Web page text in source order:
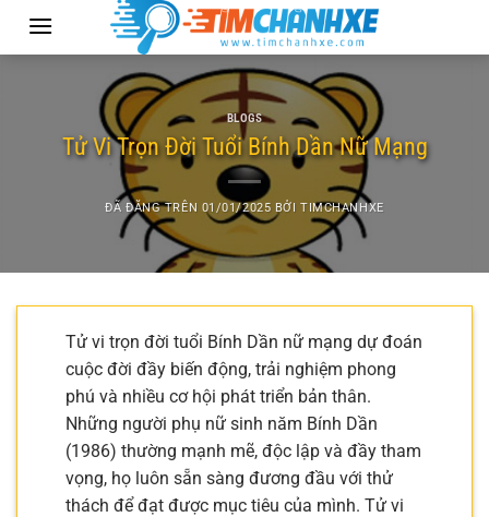
BLOGS
Tử Vi Trọn Đời Tuổi Bính Dần Nữ Mạng
ĐÃ ĐĂNG TRÊN 01/01/2025 BỞITIMCHANHXE
Tử vi trọn đời tuổi Bính Dần nữ mạng dự đoán
cuộc đời đầy biến động, trải nghiệm phong
phú và nhiều cơ hội phát triển bản thân.
Những người phụ nữ sinh năm Bính Dần
(1986) thường mạnh mẽ, độc lập và đầy tham
vọng, họ luôn sẵn sàng đương đầu với thử
thách để đạt được mục tiêu của mình. Tử vi